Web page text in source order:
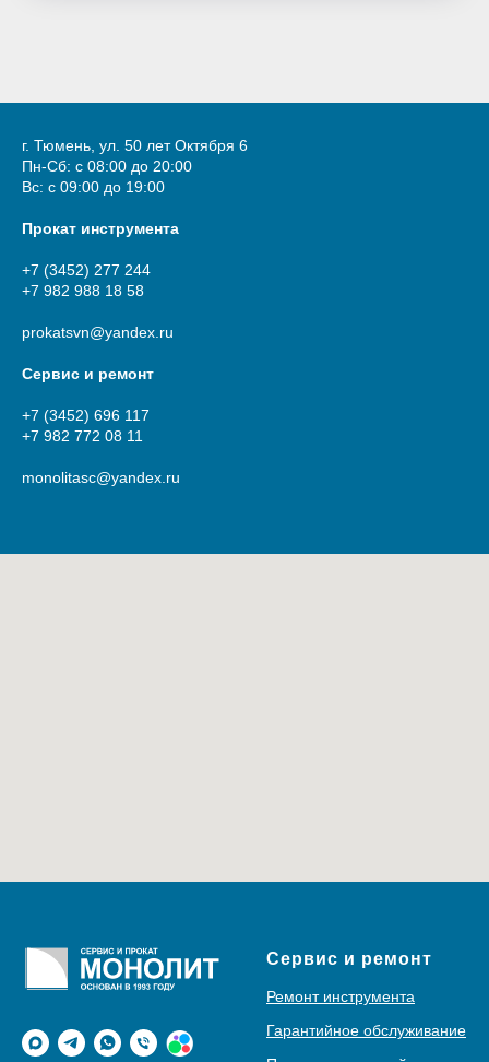
г. Тюмень, ул. 50 лет Октября 6
Пн-Сб: с 08:00 до 20:00
Вс: с 09:00 до 19:00
Прокат инструмента
+7 (3452) 277 244
+7 982 988 18 58
prokatsvn@yandex.ru
Сервис и ремонт
+7 (3452) 696 117
+7 982 772 08 11
monolitasc@yandex.ru
Сервис и ремонт
Ремонт инструмента
Гарантийное обслуживание